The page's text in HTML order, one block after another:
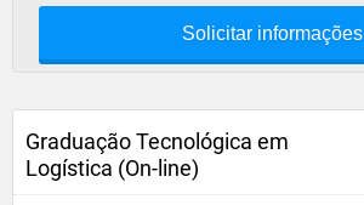
Solicitar informações
Graduação Tecnológica em
Logística (On-line)